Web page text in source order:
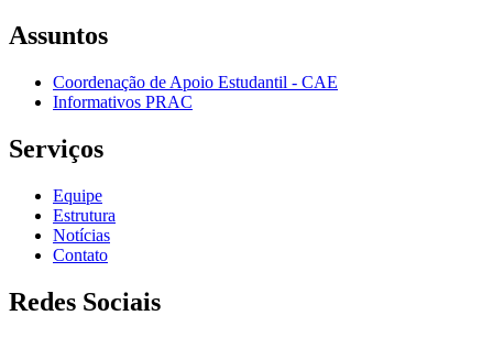
Assuntos
Coordenação de Apoio Estudantil - CAE
Informativos PRAC
Serviços
Equipe
Estrutura
Notícias
Contato
Redes Sociais